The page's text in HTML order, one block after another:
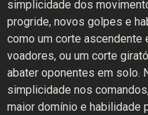
simplicidade dos
progride, novos golpes e
como um corte
voadores, ou um corte
abater oponentes em solo.
simplicidade nos
maior domínio e habilidade